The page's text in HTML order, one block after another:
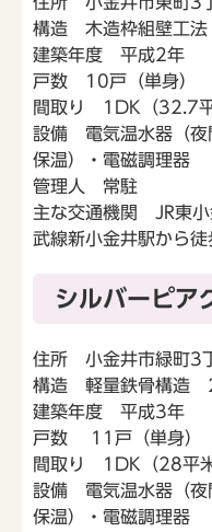
構造 木造枠組壁工
建築年度 平成2年
戸数 10戸（単身）
間取り 1DK（32.7平
設備 電気温水器（夜
保温）・電磁調理器
管理人 常駐
主な交通機関 JR東
武線新小金井駅から
シルバーピア
住所 小金井市緑町3
構造 軽量鉄骨構造
建築年度 平成3年
戸数 11戸（単身）
間取り 1DK（28平米
設備 電気温水器（夜
保温）・電磁調理器